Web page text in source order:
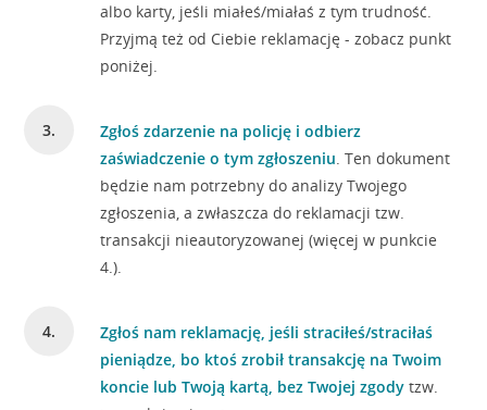
albo karty, jeśli miałeś/miałaś z tym trudność.
Przyjmą też od Ciebie reklamację - zobacz punkt
poniżej.
Zgłoś zdarzenie na policję i odbierz
zaświadczenie o tym zgłoszeniu. Ten dokument
będzie nam potrzebny do analizy Twojego
zgłoszenia, a zwłaszcza do reklamacji tzw.
transakcji nieautoryzowanej (więcej w punkcie
4.).
Zgłoś nam reklamację, jeśli straciłeś/straciłaś
pieniądze, bo ktoś zrobił transakcję na Twoim
koncie lub Twoją kartą, bez Twojej zgody tzw.